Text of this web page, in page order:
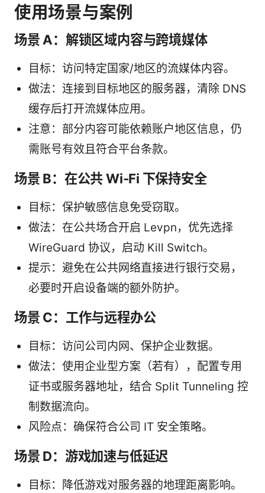
使用场景与案例
场景 A：解锁区域内容与跨境媒体
目标：访问特定国家/地区的流媒体内容。
做法：连接到目标地区的服务器，清除 DNS
缓存后打开流媒体应用。
注意：部分内容可能依赖账户地区信息，仍
需账号有效且符合平台条款。
场景 B：在公共 Wi-Fi 下保持安全
目标：保护敏感信息免受窃取。
做法：在公共场合开启 Levpn，优先选择
WireGuard 协议，启动 Kill Switch。
提示：避免在公共网络直接进行银行交易，
必要时开启设备端的额外防护。
场景 C：工作与远程办公
目标：访问公司内网、保护企业数据。
做法：使用企业型方案（若有），配置专用
证书或服务器地址，结合 Split Tunneling 控
制数据流向。
风险点：确保符合公司 IT 安全策略。
场景 D：游戏加速与低延迟
目标：降低游戏对服务器的地理距离影响。